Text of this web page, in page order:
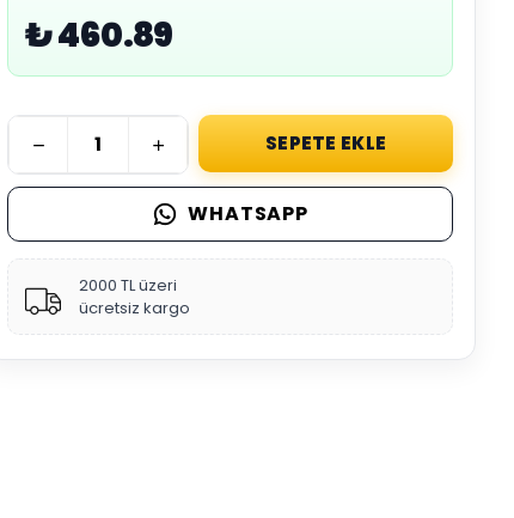
₺ 460.89
SEPETE EKLE
WHATSAPP
2000 TL üzeri
ücretsiz kargo